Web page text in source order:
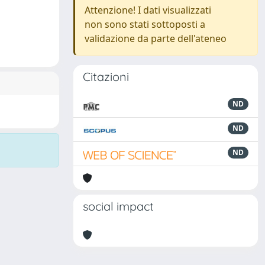
Attenzione! I dati visualizzati
non sono stati sottoposti a
validazione da parte dell'ateneo
Citazioni
ND
ND
ND
social impact